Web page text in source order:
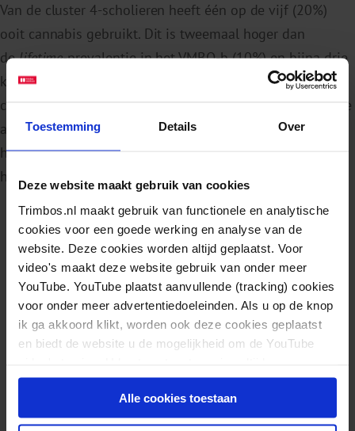
Toestemming Details Over
Deze website maakt gebruik van cookies
Trimbos.nl maakt gebruik van functionele en analytische
cookies voor een goede werking en analyse van de
website. Deze cookies worden altijd geplaatst. Voor
video's maakt deze website gebruik van onder meer
YouTube. YouTube plaatst aanvullende (tracking) cookies
voor onder meer advertentiedoeleinden. Als u op de knop
ik ga akkoord klikt, worden ook deze cookies geplaatst
en biedt de website u de mogelijkheid om de YouTube
intrekken.
Alle cookies toestaan
Van de cluster 4-scholieren heeft één op de vijf (20%)
ooit cannabis gebruikt. Dit is tweemaal hoger dan
delifetime-prevalentie in het VMBO-b (10%) en bijna drie
keer zo hoog als in het praktijkonderwijs (7%). Van de
cluster 4-leerlingen heeft ruim één op de tien (12%) in de
afgelopen maand cannabis gebruikt. Dit is tweemaal
hoger dan in het VMBO-b (6%) en driemaal hoger dan in
het praktijkonderwijs (4%).